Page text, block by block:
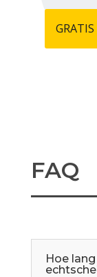
FAQ
Hoe